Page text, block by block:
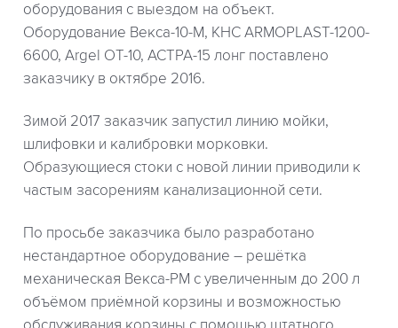
оборудования с выездом на объект.
Оборудование Векса-10-М, КНС ARMOPLAST-1200-
6600, Argel OT-10, АСТРА-15 лонг поставлено
заказчику в октябре 2016.
Зимой 2017 заказчик запустил линию мойки,
шлифовки и калибровки морковки.
Образующиеся стоки с новой линии приводили к
частым засорениям канализационной сети.
По просьбе заказчика было разработано
нестандартное оборудование – решётка
механическая Векса-РМ с увеличенным до 200 л
объёмом приёмной корзины и возможностью